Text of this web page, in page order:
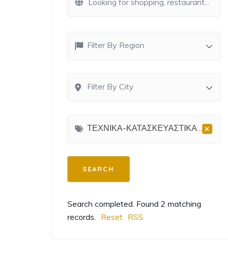
Filter By Region
Filter By City
×
ΤΕΧΝΙΚΑ-ΚΑΤΑΣΚΕΥΑΣΤΙΚΑ>Αντλίες Θερμότητας
Search completed. Found 2 matching
records.
Reset RSS